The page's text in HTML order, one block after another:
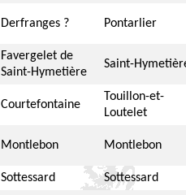
Derfranges ? Pontarlier
Favergelet de
Saint-Hymetière
Saint-
Courtefontaine
Touillon-et-
Loutelet
Montlebon Montlebon
Sottessard Sottessard